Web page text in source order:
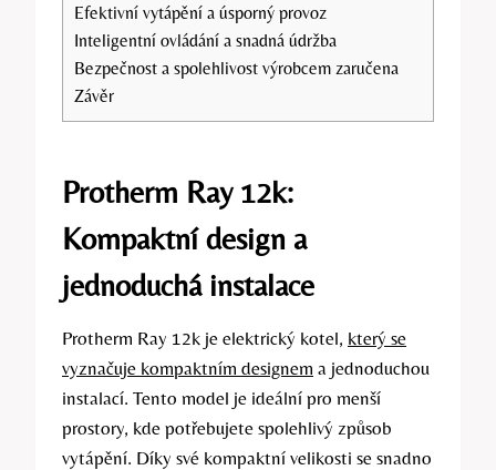
Efektivní ‌vytápění a úsporný provoz
Inteligentní ovládání a snadná údržba
Bezpečnost a spolehlivost výrobcem zaručena
Závěr
Protherm Ray ⁣12k:
Kompaktní design a⁢
jednoduchá instalace
Protherm Ray 12k je elektrický kotel, který se
vyznačuje kompaktním designem ⁣a ⁢jednoduchou
instalací. Tento model je ideální pro menší⁢
prostory, kde‍ potřebujete⁢ spolehlivý ‌způsob
vytápění. ⁣Díky své kompaktní velikosti se snadno